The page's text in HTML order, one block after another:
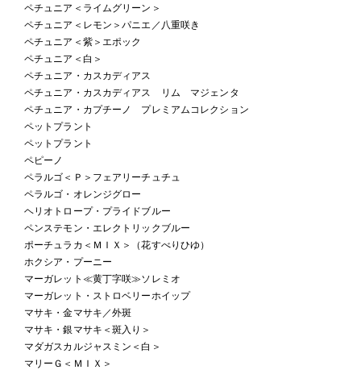
ペチュニア＜ライムグリーン＞
ペチュニア＜レモン＞パニエ／八重咲き
ペチュニア＜紫＞エポック
ペチュニア＜白＞
ペチュニア・カスカディアス
ペチュニア・カスカディアス リム マジェンタ
ペチュニア・カプチーノ プレミアムコレクション
ペットプラント
ペットプラント
ペピーノ
ペラルゴ＜Ｐ＞フェアリーチュチュ
ペラルゴ・オレンジグロー
ヘリオトロープ・プライドブルー
ペンステモン・エレクトリックブルー
ポーチュラカ＜ＭＩＸ＞（花すべりひゆ）
ホクシア・プーニー
マーガレット≪黄丁字咲≫ソレミオ
マーガレット・ストロベリーホイップ
マサキ・金マサキ／外斑
マサキ・銀マサキ＜斑入り＞
マダガスカルジャスミン＜白＞
マリーＧ＜ＭＩＸ＞